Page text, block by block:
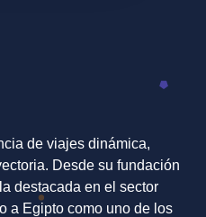
de viajes dinámica,
Desde su fundación
destacada en el sector
a Egipto como uno de los